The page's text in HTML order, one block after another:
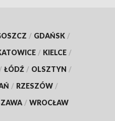
/ GDAŃSK /
/ KIELCE /
/ ŁÓDŹ / OLSZTYN /
/ RZESZÓW /
/ WROCŁAW